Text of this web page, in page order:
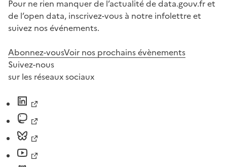
Pour ne rien manquer de l’actualité de data.gouv.fr et
de l’open data, inscrivez-vous à notre infolettre et
suivez nos événements.
Abonnez-vousVoir nos prochains évènements
Suivez-nous
sur les réseaux sociaux